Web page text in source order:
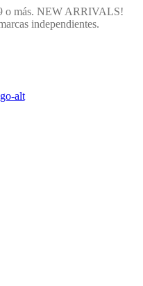
o más. NEW ARRIVALS!
independientes.